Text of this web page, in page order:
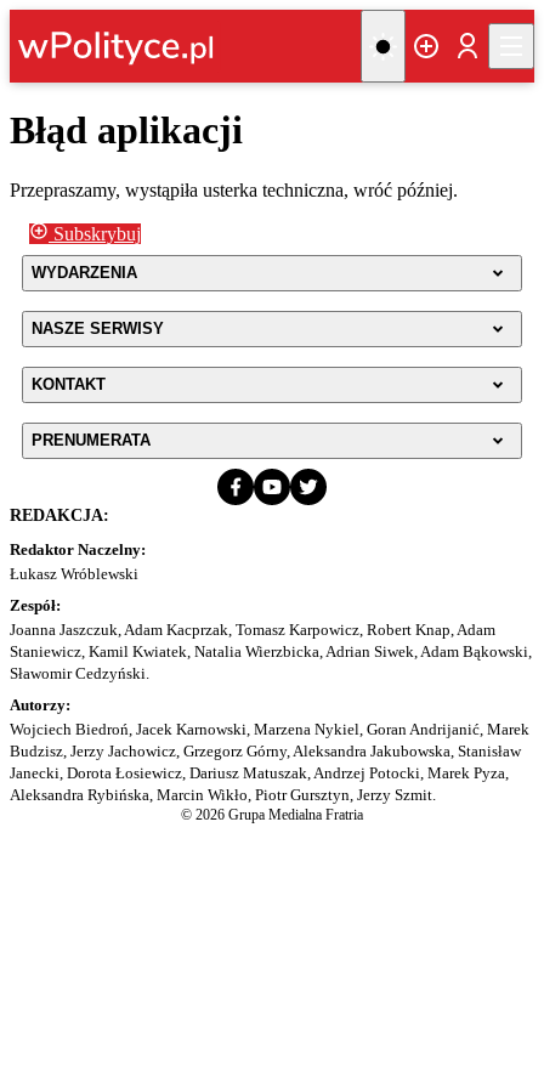
Błąd aplikacji
Przepraszamy, wystąpiła usterka techniczna, wróć później.
Subskrybuj
WYDARZENIA
NASZE SERWISY
KONTAKT
PRENUMERATA
REDAKCJA:
Redaktor Naczelny:
Łukasz Wróblewski
Zespół:
Joanna Jaszczuk, Adam Kacprzak, Tomasz Karpowicz, Robert Knap, Adam
Staniewicz, Kamil Kwiatek, Natalia Wierzbicka, Adrian Siwek, Adam Bąkowski,
Sławomir Cedzyński.
Autorzy:
Wojciech Biedroń, Jacek Karnowski, Marzena Nykiel, Goran Andrijanić, Marek
Budzisz, Jerzy Jachowicz, Grzegorz Górny, Aleksandra Jakubowska, Stanisław
Janecki, Dorota Łosiewicz, Dariusz Matuszak, Andrzej Potocki, Marek Pyza,
Aleksandra Rybińska, Marcin Wikło, Piotr Gursztyn, Jerzy Szmit.
© 2026 Grupa Medialna Fratria